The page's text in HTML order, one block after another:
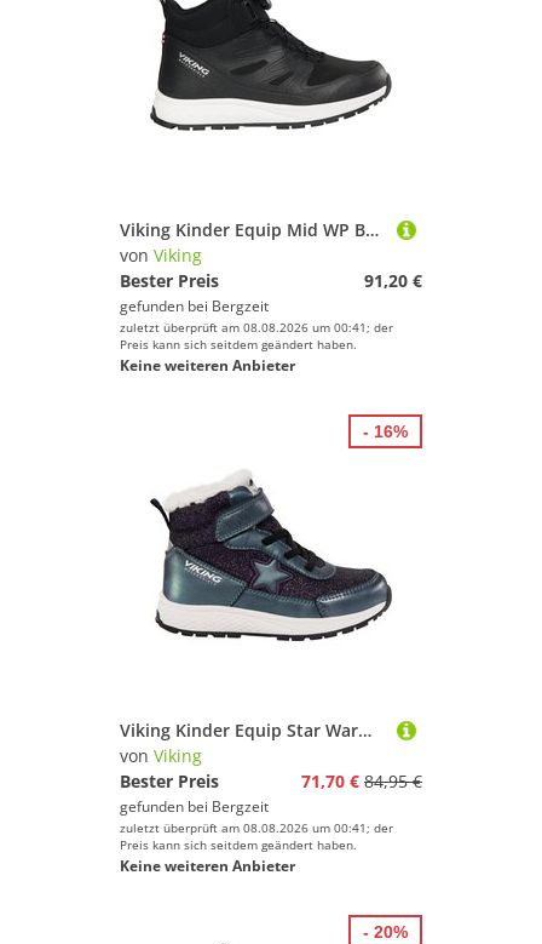
Viking Kinder Equip Mid WP Boa Schuhe
von Viking
Bester Preis
91,20 €
gefunden bei Bergzeit
zuletzt überprüft am 08.08.2026 um 00:41; der
Preis kann sich seitdem geändert haben.
Keine weiteren Anbieter
Viking Kinder Equip Star Warm WP 1V Sl Schuhe
von Viking
Bester Preis
71,70 € 84,95 €
gefunden bei Bergzeit
zuletzt überprüft am 08.08.2026 um 00:41; der
Preis kann sich seitdem geändert haben.
Keine weiteren Anbieter
- 16%
- 20%